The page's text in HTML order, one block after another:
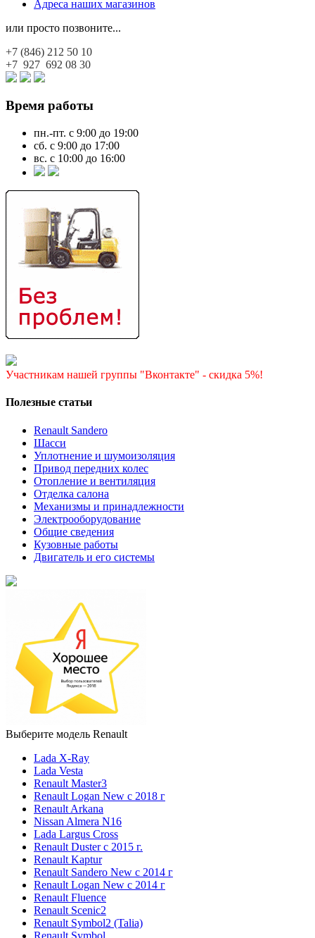
Адреса наших магазинов
или просто позвоните...
+7 (846) 212 50 10
+7 927 692 08 30
Время работы
пн.-пт. с 9:00 до 19:00
сб. с 9:00 до 17:00
вс. с 10:00 до 16:00
Участникам нашей группы "Вконтакте" - скидка 5%!
Полезные статьи
Renault Sandero
Шасси
Уплотнение и шумоизоляция
Привод передних колес
Отопление и вентиляция
Отделка салона
Механизмы и принадлежности
Электрооборудование
Общие сведения
Кузовные работы
Двигатель и его системы
Выберите модель Renault
Lada X-Ray
Lada Vesta
Renault Master3
Renault Logan New с 2018 г
Renault Arkana
Nissan Almera N16
Lada Largus Cross
Renault Duster с 2015 г.
Renault Kaptur
Renault Sandero New с 2014 г
Renault Logan New с 2014 г
Renault Fluence
Renault Scenic2
Renault Symbol2 (Talia)